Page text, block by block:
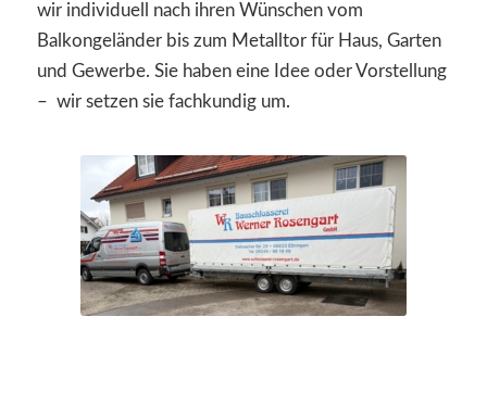
wir individuell nach ihren Wünschen vom
Balkongeländer bis zum Metalltor für Haus, Garten
und Gewerbe. Sie haben eine Idee oder Vorstellung
– wir setzen sie fachkundig um.